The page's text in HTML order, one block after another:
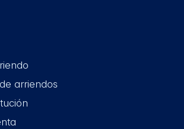
arriendos